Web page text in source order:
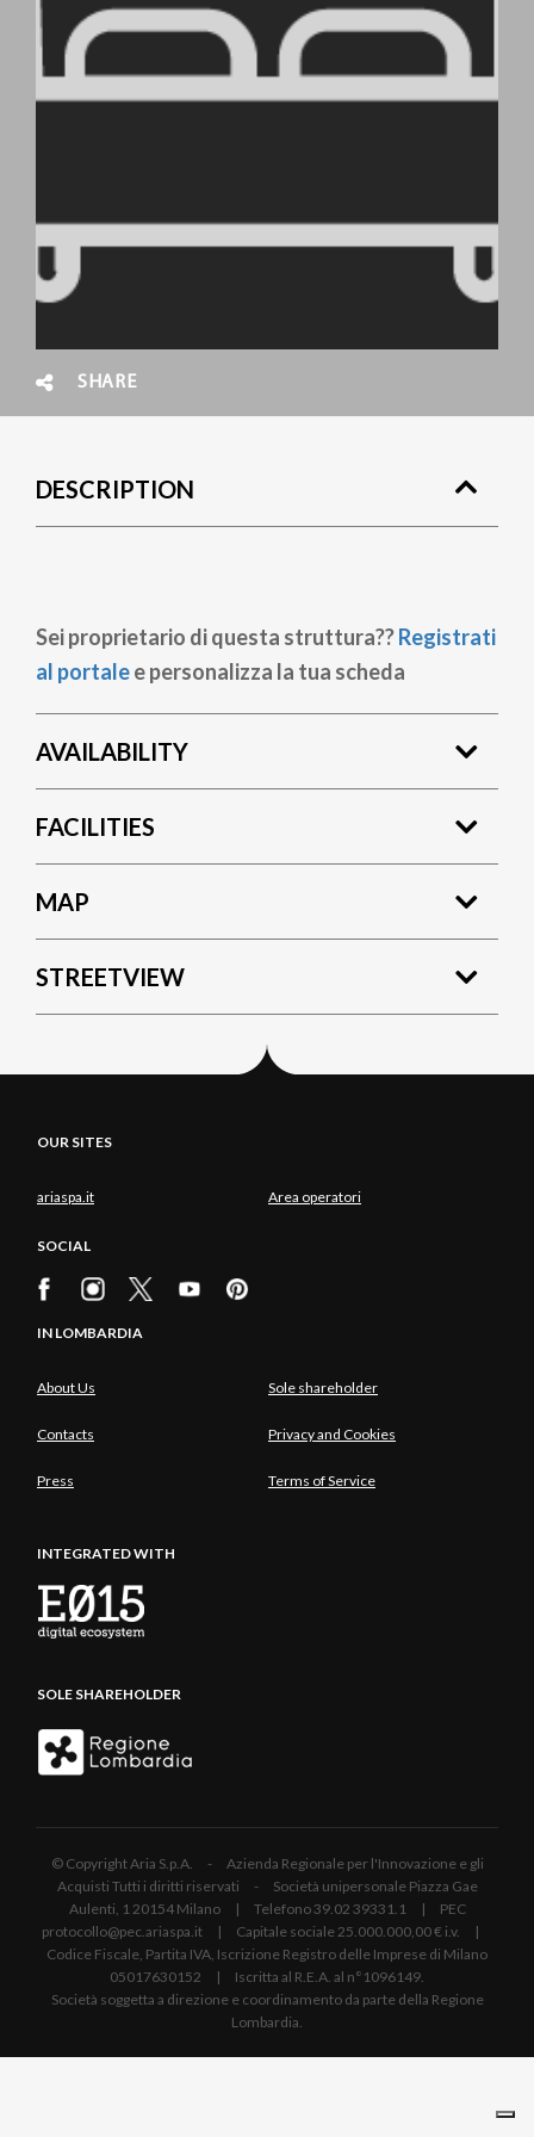
SHARE
DESCRIPTION
Sei proprietario di questa struttura??Registrati
al portalee personalizza la tua scheda
AVAILABILITY
FACILITIES
MAP
STREETVIEW
OUR SITES
ariaspa.it Area operatori
SOCIAL
IN LOMBARDIA
About Us Sole shareholder
Contacts Privacy and Cookies
Press Terms of Service
INTEGRATED WITH
SOLE SHAREHOLDER
© Copyright Aria S.p.A. - Azienda Regionale per l'Innovazione e gli
Acquisti Tutti i diritti riservati - Società unipersonale Piazza Gae
Aulenti, 1 20154 Milano | Telefono 39.02 39331.1 | PEC
protocollo@pec.ariaspa.it | Capitale sociale 25.000.000,00 € i.v. |
Codice Fiscale, Partita IVA, Iscrizione Registro delle Imprese di Milano
05017630152 | Iscritta al R.E.A. al n°1096149.
Società soggetta a direzione e coordinamento da parte della Regione
Lombardia.